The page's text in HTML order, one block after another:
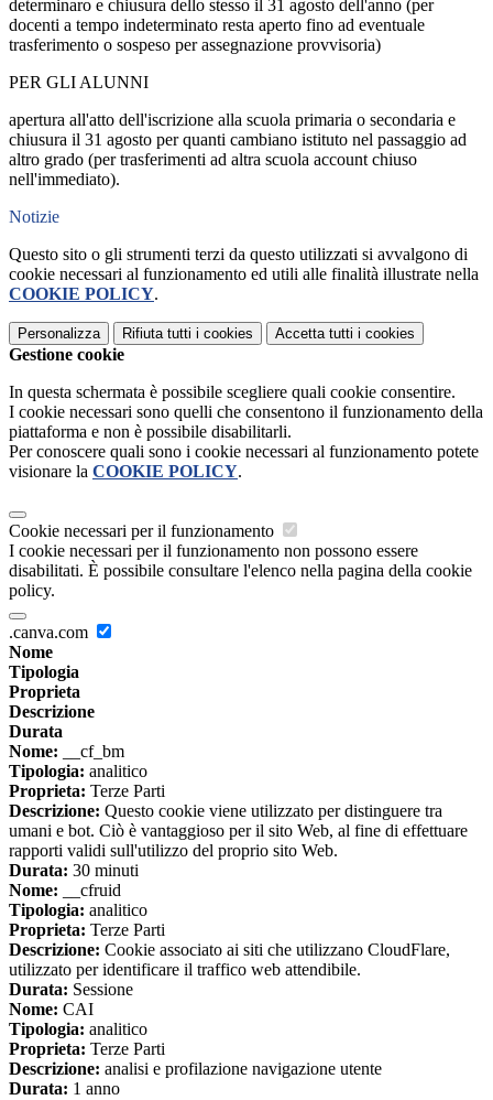
determinaro e chiusura dello stesso il 31 agosto dell'anno (per
docenti a tempo indeterminato resta aperto fino ad eventuale
trasferimento o sospeso per assegnazione provvisoria)
PER GLI ALUNNI
apertura all'atto dell'iscrizione alla scuola primaria o secondaria e
chiusura il 31 agosto per quanti cambiano istituto nel passaggio ad
altro grado (per trasferimenti ad altra scuola account chiuso
nell'immediato).
Notizie
Questo sito o gli strumenti terzi da questo utilizzati si avvalgono di
cookie necessari al funzionamento ed utili alle finalità illustrate nella
COOKIE POLICY.
Personalizza Rifiuta tutti i cookies Accetta tutti i cookies
Gestione cookie
In questa schermata è possibile scegliere quali cookie consentire.
I cookie necessari sono quelli che consentono il funzionamento della
piattaforma e non è possibile disabilitarli.
Per conoscere quali sono i cookie necessari al funzionamento potete
visionare la COOKIE POLICY.
Cookie necessari per il funzionamento
I cookie necessari per il funzionamento non possono essere
disabilitati. È possibile consultare l'elenco nella pagina della cookie
policy.
.canva.com
Nome
Tipologia
Proprieta
Descrizione
Durata
Nome: __cf_bm
Tipologia: analitico
Proprieta: Terze Parti
Descrizione: Questo cookie viene utilizzato per distinguere tra
umani e bot. Ciò è vantaggioso per il sito Web, al fine di effettuare
rapporti validi sull'utilizzo del proprio sito Web.
Durata: 30 minuti
Nome: __cfruid
Tipologia: analitico
Proprieta: Terze Parti
Descrizione: Cookie associato ai siti che utilizzano CloudFlare,
utilizzato per identificare il traffico web attendibile.
Durata: Sessione
Nome: CAI
Tipologia: analitico
Proprieta: Terze Parti
Descrizione: analisi e profilazione navigazione utente
Durata: 1 anno